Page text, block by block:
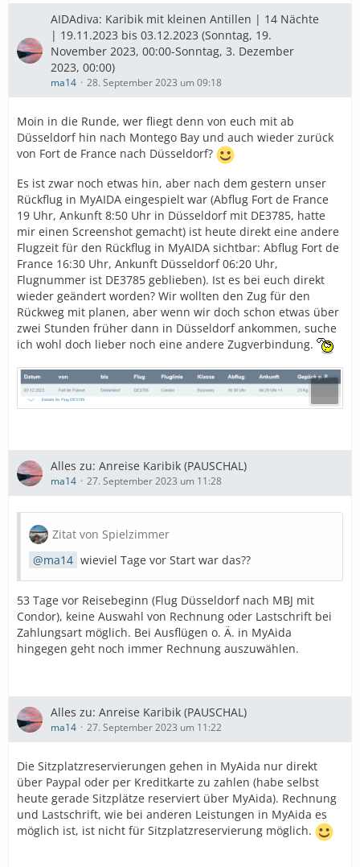
AIDAdiva: Karibik mit kleinen Antillen | 14 Nächte
| 19.11.2023 bis 03.12.2023 (Sonntag, 19.
November 2023, 00:00-Sonntag, 3. Dezember
2023, 00:00)
ma14 28. September 2023 um 09:18
Moin in die Runde, wer fliegt denn von euch mit ab
Düsseldorf hin nach Montego Bay und auch wieder zurück
von Fort de France nach Düsseldorf?
Es ist zwar noch etwas hin, aber nach dem gestern unser
Rückflug in MyAIDA eingespielt war (Abflug Fort de France
19 Uhr, Ankunft 8:50 Uhr in Düsseldorf mit DE3785, hatte
mir einen Screenshot gemacht) ist heute direkt eine andere
Flugzeit für den Rückflug in MyAIDA sichtbar: Abflug Fort de
France 16:30 Uhr, Ankunft Düsseldorf 06:20 Uhr,
Flugnummer ist DE3785 geblieben). Ist es bei euch direkt
wieder geändert worden? Wir wollten den Zug für den
Rückweg mit planen, aber wenn wir doch schon etwas über
zwei Stunden früher dann in Düsseldorf ankommen, suche
ich wohl doch lieber noch eine andere Zugverbindung.
Alles zu: Anreise Karibik (PAUSCHAL)
ma14 27. September 2023 um 11:28
Zitat von Spielzimmer
ma14 wieviel Tage vor Start war das??
53 Tage vor Reisebeginn (Flug Düsseldorf nach MBJ mit
Condor), keine Auswahl von Rechnung oder Lastschrift bei
Zahlungsart möglich. Bei Ausflügen o. Ä. in MyAida
hingegen geht noch immer Rechnung auszuwählen.
Alles zu: Anreise Karibik (PAUSCHAL)
ma14 27. September 2023 um 11:22
Die Sitzplatzreservierungen gehen in MyAida nur direkt
über Paypal oder per Kreditkarte zu zahlen (habe selbst
heute gerade Sitzplätze reserviert über MyAida). Rechnung
und Lastschrift, wie bei anderen Leistungen in MyAida es
möglich ist, ist nicht für Sitzplatzreservierung möglich.